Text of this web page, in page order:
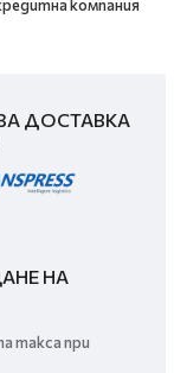
компания
ДОСТАВКА
НА
такса при